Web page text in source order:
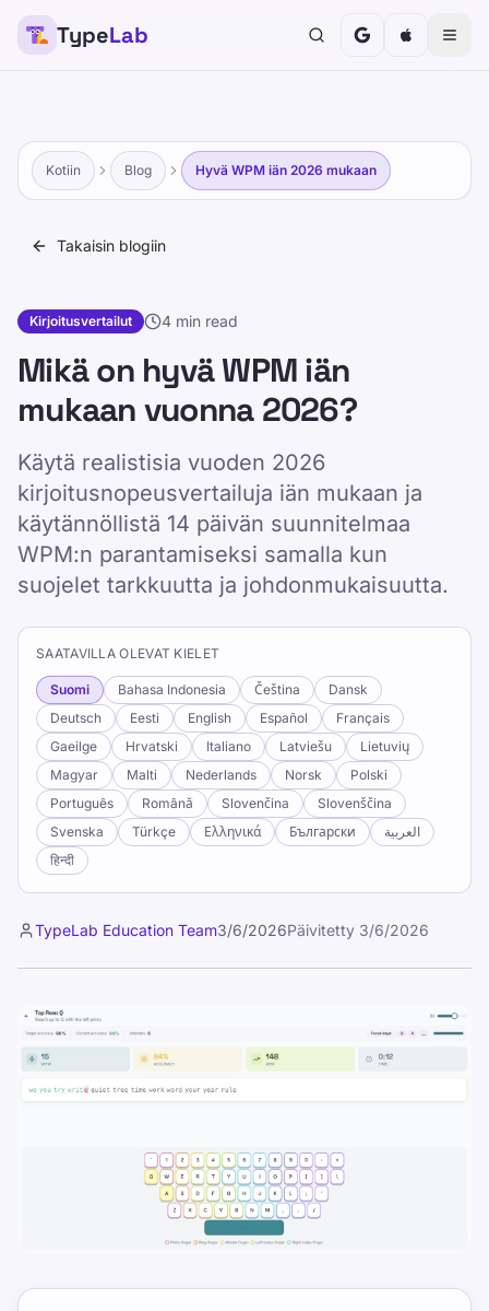
TypeLab
Kotiin Blog Hyvä WPM iän 2026 mukaan
Takaisin blogiin
Kirjoitusvertailut 4 min read
Mikä on hyvä WPM iän
mukaan vuonna 2026?
Käytä realistisia vuoden 2026
kirjoitusnopeusvertailuja iän mukaan ja
käytännöllistä 14 päivän suunnitelmaa
WPM:n parantamiseksi samalla kun
suojelet tarkkuutta ja johdonmukaisuutta.
SAATAVILLA OLEVAT KIELET
Suomi Bahasa Indonesia Čeština
Dansk
Deutsch
Eesti English Español
Français
Gaeilge
Hrvatski Italiano Latviešu
Lietuvių
Magyar
Malti Nederlands Norsk
Polski
Português
Română Slovenčina
Slovenščina
Svenska
Türkçe Ελληνικά Български
العربية
हिन्दी
TypeLab Education Team3/6/2026Päivitetty 3/6/2026